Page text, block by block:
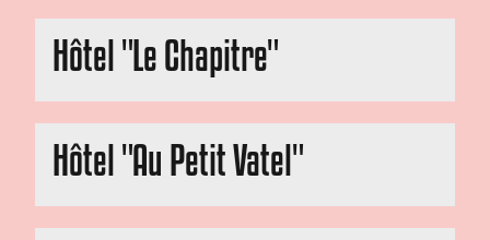
Hôtel "Le Chapitre"
Hôtel "Au Petit Vatel"